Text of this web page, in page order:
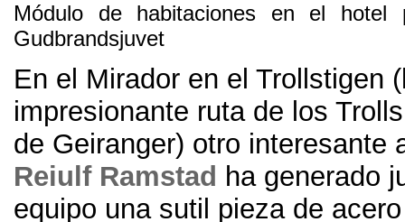
Módulo de habitaciones en el hotel
Gudbrandsjuvet
En el Mirador en el Trollstigen (
impresionante ruta de los Trolls
de Geiranger) otro interesante
Reiulf Ramstad ha generado
equipo una sutil pieza de